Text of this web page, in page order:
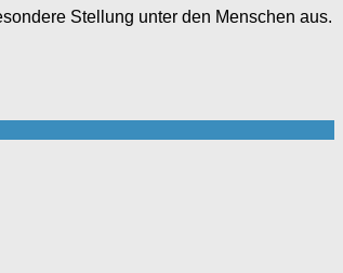
Stellung unter den Menschen aus.